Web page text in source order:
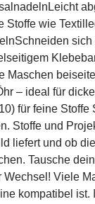
Stoffe wie
Maschen
– ideal für
für feine
Stoffe und
liefert und ob
Tausche
Viele
kompatibel